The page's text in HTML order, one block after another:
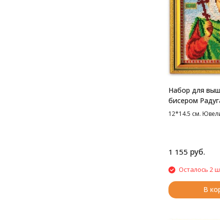
Набор для
бисером
Св. Антонина,
12*14.5 см.
1 155 руб.
Осталось 2
В